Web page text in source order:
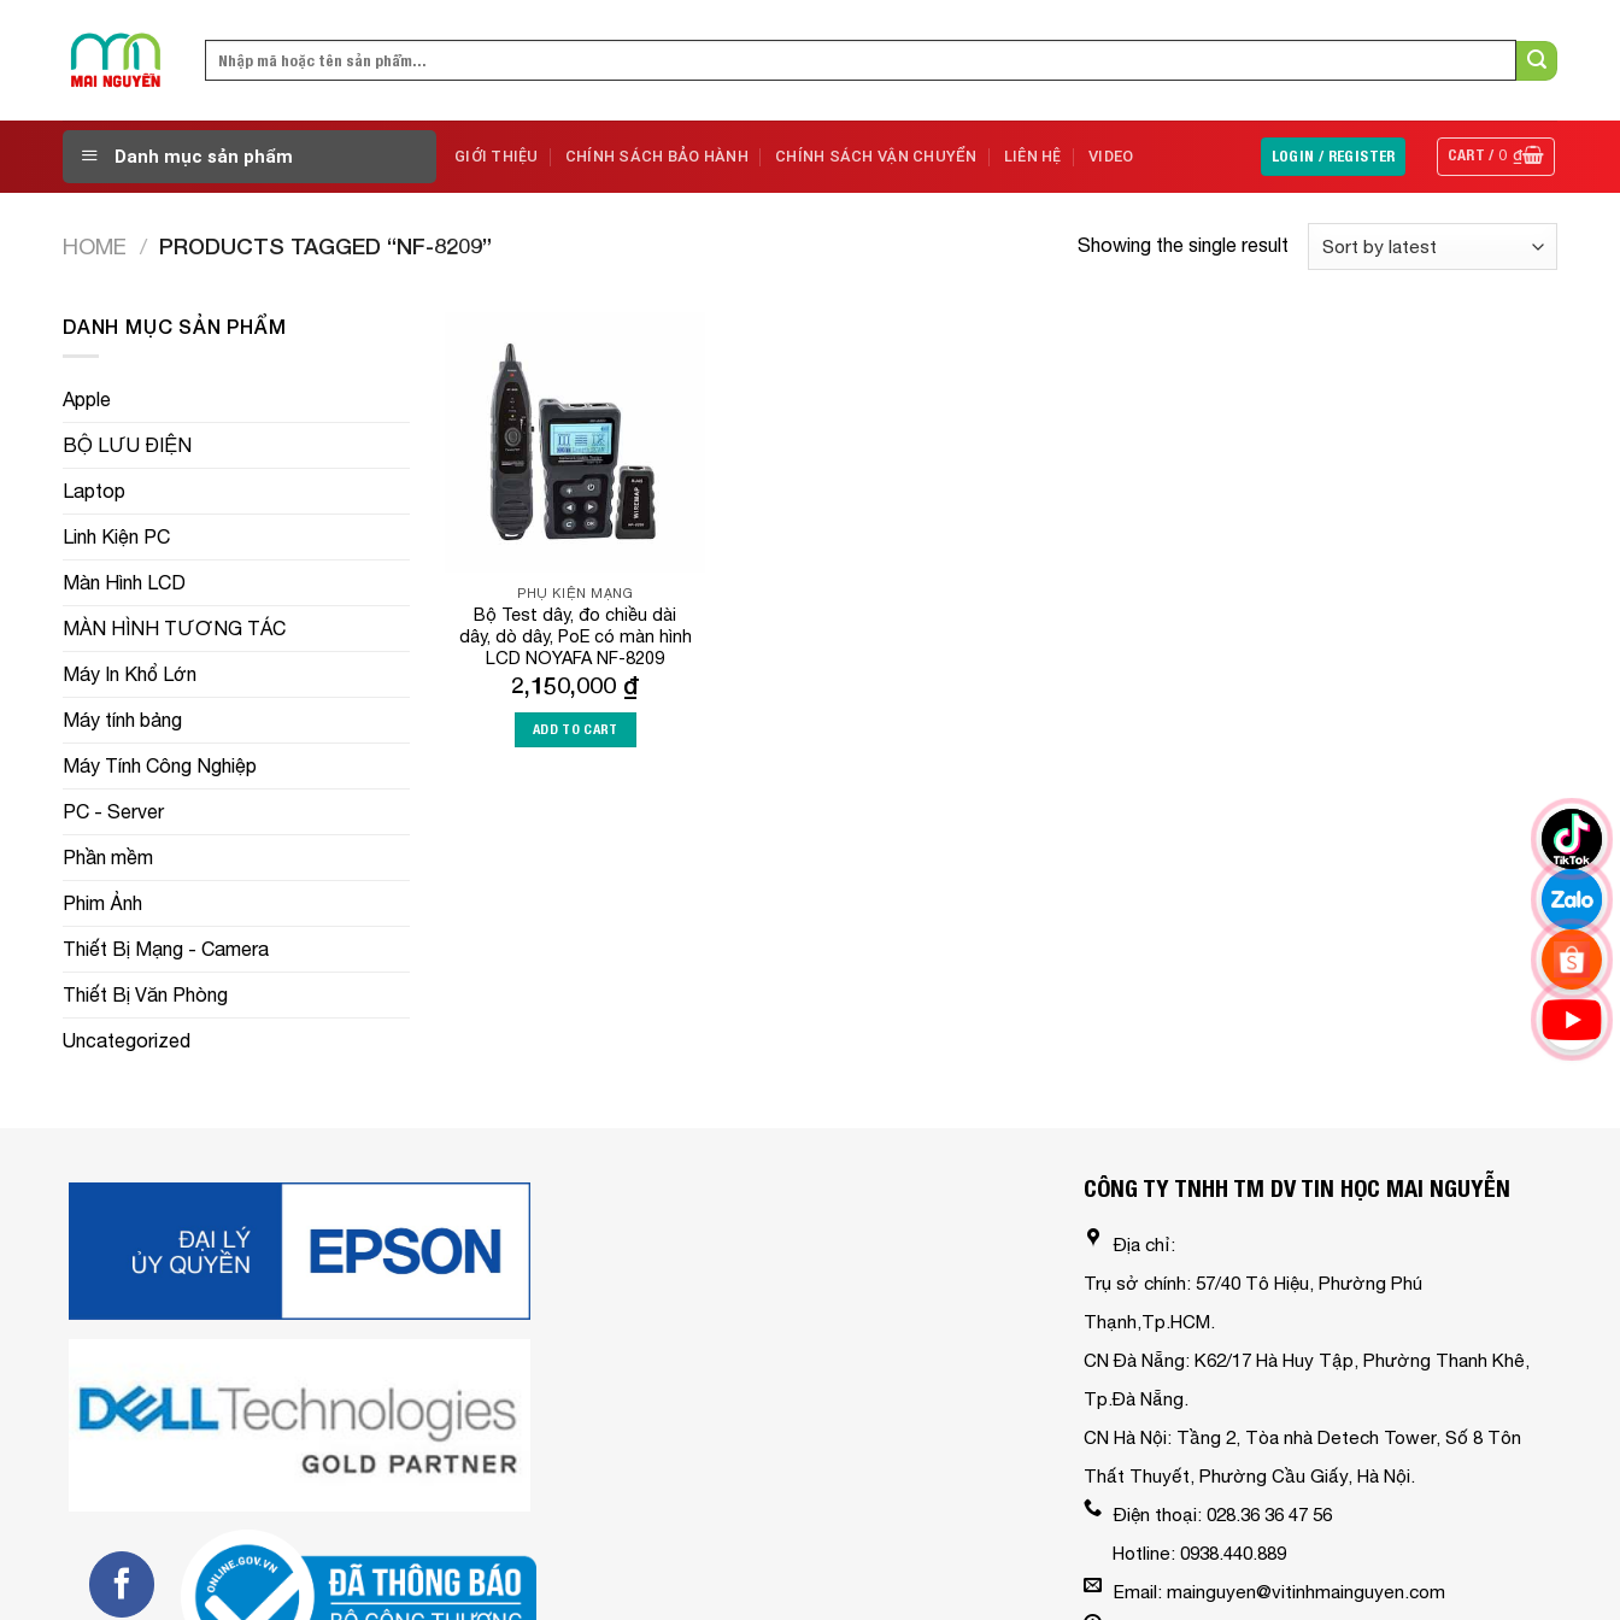
Search
Danh mục sản phẩm GIỚI THIỆU CHÍNH SÁCH BẢO HÀNH CHÍNH SÁCH VẬN CHUYỂN LIÊN HỆ VIDEO LOGIN / REGISTER CART /0₫
HOME / PRODUCTS TAGGED “NF-8209” Showing the single result
DANH MỤC SẢN PHẨM
Apple
BỘ LƯU ĐIỆN
Laptop
Linh Kiện PC
Màn Hình LCD
MÀN HÌNH TƯƠNG TÁC
Máy In Khổ Lớn
Máy tính bảng
Máy Tính Công Nghiệp
PC - Server
Phần mềm
Phim Ảnh
Thiết Bị Mạng - Camera
Thiết Bị Văn Phòng
Uncategorized
PHỤ KIỆN MẠNG
Bộ Test dây, đo chiều dài
dây, dò dây, PoE có màn hình
LCD NOYAFA NF-8209
2,150,000 ₫
ADD TO CART
CÔNG TY TNHH TM DV TIN HỌC MAI NGUYỄN
Địa chỉ:
Trụ sở chính: 57/40 Tô Hiệu, Phường Phú
Thạnh,Tp.HCM.
CN Đà Nẵng: K62/17 Hà Huy Tập, Phường Thanh Khê,
Tp.Đà Nẵng.
CN Hà Nội: Tầng 2, Tòa nhà Detech Tower, Số 8 Tôn
Thất Thuyết, Phường Cầu Giấy, Hà Nội.
Điện thoại: 028.36 36 47 56
Hotline: 0938.440.889
Email: mainguyen@vitinhmainguyen.com